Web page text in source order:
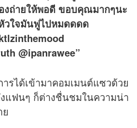
งถ่ายให้พอดี ขอบคุณมากๆนะ
วใจมันฟูไปหมดดดด
@ipanrawee”
รได้เข้ามาคอมเมนต์แซวด้วย
แฟนๆ ก็ต่างชื่นชมในความน่า